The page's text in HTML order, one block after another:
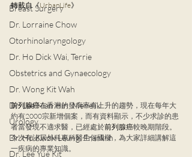
Breast Surgery
Dr. Lorraine Chow
Otorhinolaryngology
Dr. Ho Dick Wai, Terrie
Obstetrics and Gynaecology
Dr. Wong Kit Wah
Dr. Lee Man Hin, Menelik
Urology
Dr. Ho Kwok Leung, Franklin
Dr. Lee Yue Kit
轉載自《UrbanLife》
前列腺癌在香港的發病率有上升的趨勢，現在每年大
約有2000宗新增個案，而有資料顯示，不少求診的患
者當發現不適求醫，已經處於前列腺癌較晚期階段。
今次有泌尿外科專科醫生何國樑，為大家詳細講解這
一疾病的專業知識。